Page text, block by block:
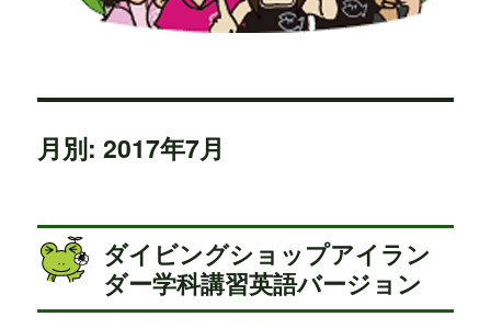
月別: 2017年7月
ダイビングショップアイラン
ダー学科講習英語バージョン